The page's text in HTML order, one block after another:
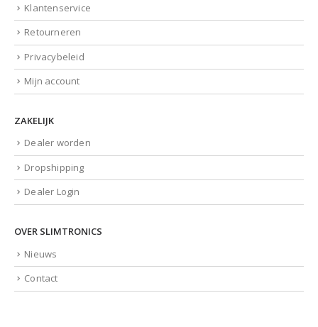
Klantenservice
Retourneren
Privacybeleid
Mijn account
ZAKELIJK
Dealer worden
Dropshipping
Dealer Login
OVER SLIMTRONICS
Nieuws
Contact